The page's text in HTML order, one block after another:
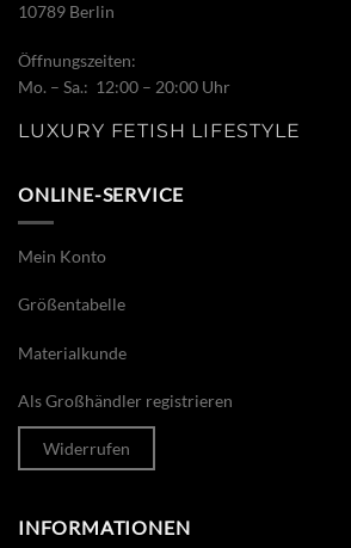
10789 Berlin
Öffnungszeiten:
Mo. – Sa.: 12:00 – 20:00 Uhr
LUXURY FETISH LIFESTYLE
ONLINE-SERVICE
Mein Konto
Größentabelle
Materialkunde
Als Großhändler registrieren
Widerrufen
INFORMATIONEN